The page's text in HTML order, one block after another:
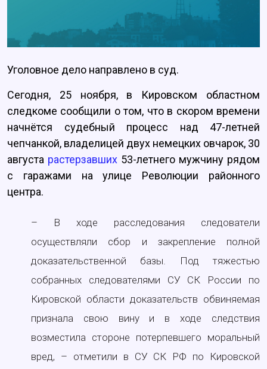
Уголовное дело направлено в суд.
Сегодня, 25 ноября, в Кировском областном
следкоме сообщили о том, что в скором времени
начнётся судебный процесс над 47-летней
чепчанкой, владелицей двух немецких овчарок, 30
августа растерзавших 53-летнего мужчину рядом
с гаражами на улице Революции районного
центра.
– В ходе расследования следователи
осуществляли сбор и закрепление полной
доказательственной базы. Под тяжестью
собранных следователями СУ СК России по
Кировской области доказательств обвиняемая
признала свою вину и в ходе следствия
возместила стороне потерпевшего моральный
вред, – отметили в СУ СК РФ по Кировской